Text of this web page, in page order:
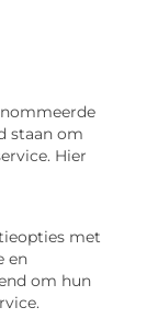
staan om
Hier
met
en
om hun